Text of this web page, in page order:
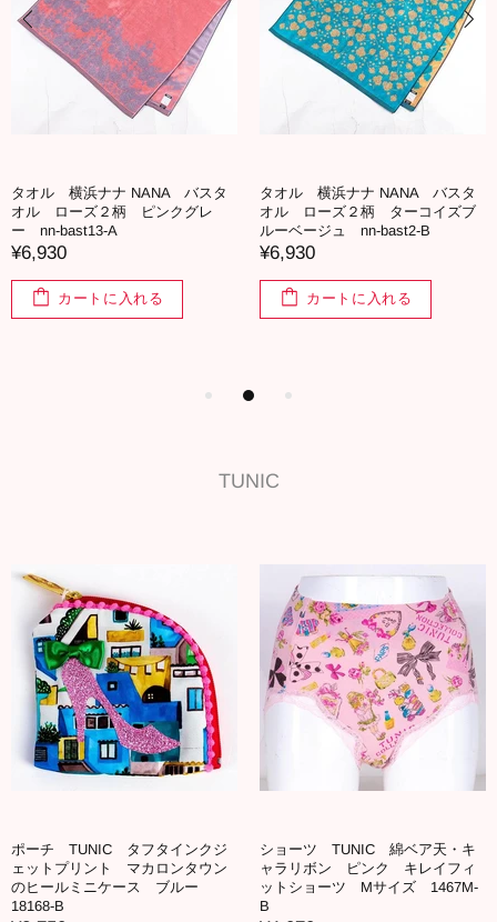
タオル 横浜ナナ NANA バスタ
オル ローズ２柄 ピンクグレ
ー nn-bast13-A
¥6,930
カートに入れる
タオル 横浜ナナ NANA バスタ
オル ローズ２柄 ターコイズブ
ルーベージュ nn-bast2-B
¥6,930
カートに入れる
TUNIC
ポーチ TUNIC タフタインクジ
ェットプリント マカロンタウン
のヒールミニケース ブルー
18168-B
ショーツ TUNIC 綿ベア天・キ
ャラリボン ピンク キレイフィ
ットショーツ Mサイズ 1467M-
B